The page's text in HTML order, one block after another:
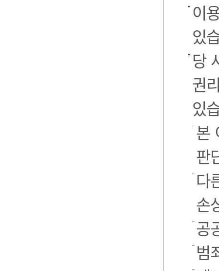
이
있
당
권
있
본
판
다
손
공
범